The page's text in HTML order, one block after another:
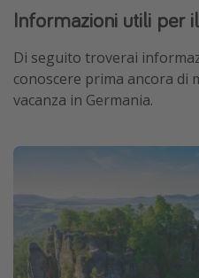
Informazioni utili per
Di seguito troverai
conoscere prima ancora di
vacanza in Germania.